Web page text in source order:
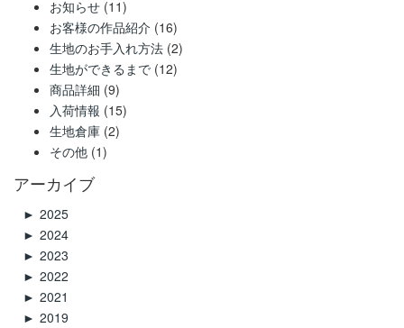
お知らせ (11)
お客様の作品紹介 (16)
生地のお手入れ方法 (2)
生地ができるまで (12)
商品詳細 (9)
入荷情報 (15)
生地倉庫 (2)
その他 (1)
アーカイブ
► 2025
► 2024
► 2023
► 2022
► 2021
► 2019